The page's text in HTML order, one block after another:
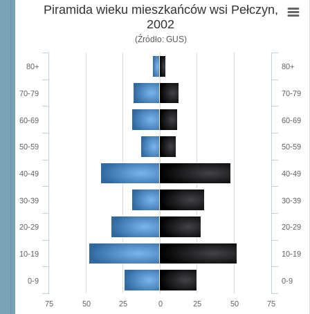
Piramida wieku mieszkańców wsi Pełczyn,
2002
(Źródło: GUS)
0-9
10-19
20-29
30-39
40-49
50-59
60-69
70-79
80+
0-9
10-19
20-29
30-39
40-49
50-59
60-69
70-79
80+
0
75 50 25 25 50 75